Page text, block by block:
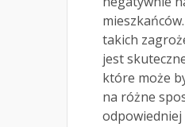
takich
jest
które może
na różne
odpowiedniej